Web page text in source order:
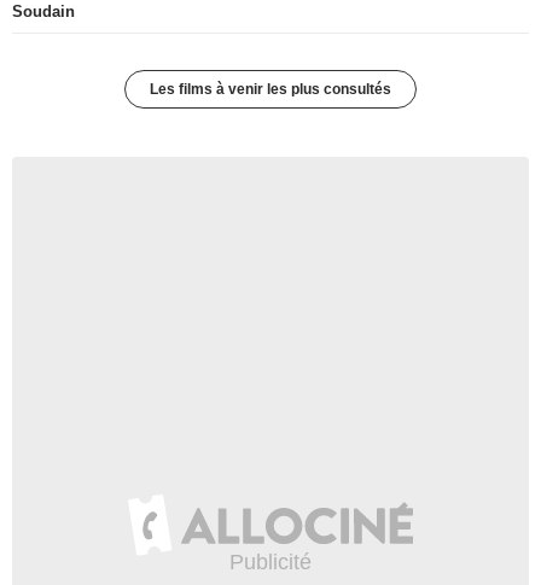
Soudain
Les films à venir les plus consultés